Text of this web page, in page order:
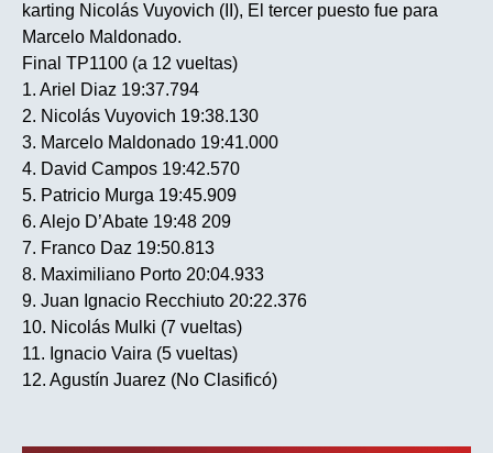
karting Nicolás Vuyovich (II), El tercer puesto fue para
Marcelo Maldonado.
Final TP1100 (a 12 vueltas)
1. Ariel Diaz 19:37.794
2. Nicolás Vuyovich 19:38.130
3. Marcelo Maldonado 19:41.000
4. David Campos 19:42.570
5. Patricio Murga 19:45.909
6. Alejo D’Abate 19:48 209
7. Franco Daz 19:50.813
8. Maximiliano Porto 20:04.933
9. Juan Ignacio Recchiuto 20:22.376
10. Nicolás Mulki (7 vueltas)
11. Ignacio Vaira (5 vueltas)
12. Agustín Juarez (No Clasificó)